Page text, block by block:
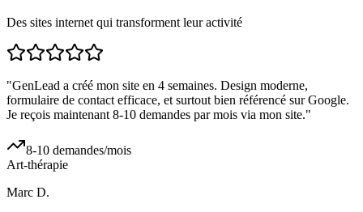
Des sites internet qui transforment leur activité
"GenLead a créé mon site en 4 semaines. Design moderne,
formulaire de contact efficace, et surtout bien référencé sur Google.
Je reçois maintenant 8-10 demandes par mois via mon site."
8-10 demandes/mois
Art-thérapie
Marc D.